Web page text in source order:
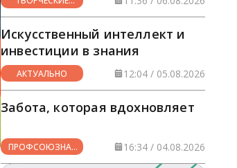
ГОРИЗОНТЫ
Искусственный интеллект и
инвестиции в знания
АКТУАЛЬНО 12:04 / 05.08.2026
Забота, которая вдохновляет
ПРОФСОЮЗНАЯ
ЖИЗНЬ
16:34 / 04.08.2026